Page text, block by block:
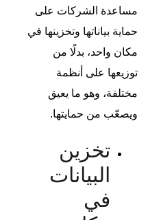
مساعدة الشركات على
حماية بياناتها وتخزينها في
مكان واحد، بدلًا من
توزيعها على أنظمة
مختلفة، وهو ما يعيق
ويصعّب من حمايتها.
تخزين
البيانات
في